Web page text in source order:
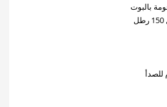
بالبوت
للصدأ